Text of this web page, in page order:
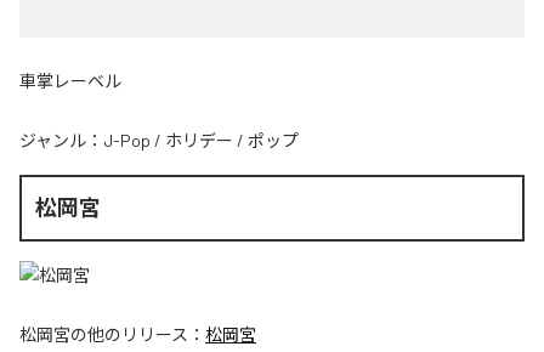
車掌レーベル
ジャンル： J-Pop / ホリデー / ポップ
松岡宮
松岡宮の他のリリース： 松岡宮